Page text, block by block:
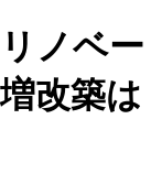
ノベー
改築は